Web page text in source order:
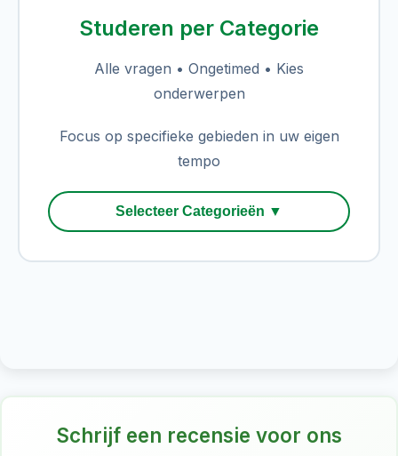
Studeren per Categorie
Alle vragen • Ongetimed • Kies
onderwerpen
Focus op specifieke gebieden in uw eigen
tempo
Selecteer Categorieën ▼
Schrijf een recensie voor ons